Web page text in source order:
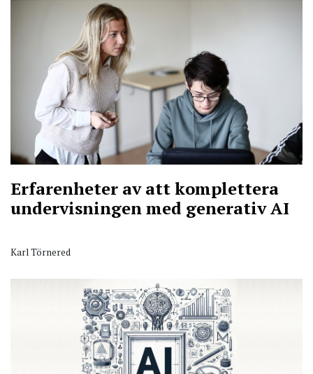
Erfarenheter av att komplettera
undervisningen med generativ AI
Karl Törnered